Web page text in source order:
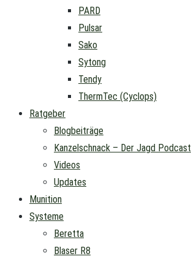
PARD
Pulsar
Sako
Sytong
Tendy
ThermTec (Cyclops)
Ratgeber
Blogbeiträge
Kanzelschnack – Der Jagd Podcast
Videos
Updates
Munition
Systeme
Beretta
Blaser R8